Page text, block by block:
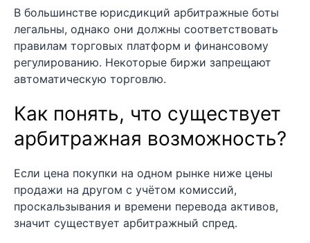
В большинстве юрисдикций арбитражные боты
легальны, однако они должны соответствовать
правилам торговых платформ и финансовому
регулированию. Некоторые биржи запрещают
автоматическую торговлю.
Как понять, что существует
арбитражная возможность?
Если цена покупки на одном рынке ниже цены
продажи на другом с учётом комиссий,
проскальзывания и времени перевода активов,
значит существует арбитражный спред.